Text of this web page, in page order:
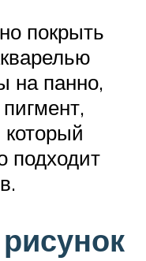
покрыть
на панно,
подходит